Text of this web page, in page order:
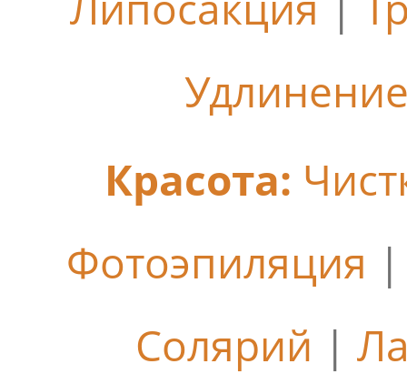
Красота:
Фотоэпиляция
Солярий |